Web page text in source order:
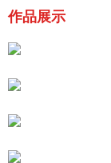
作品展示